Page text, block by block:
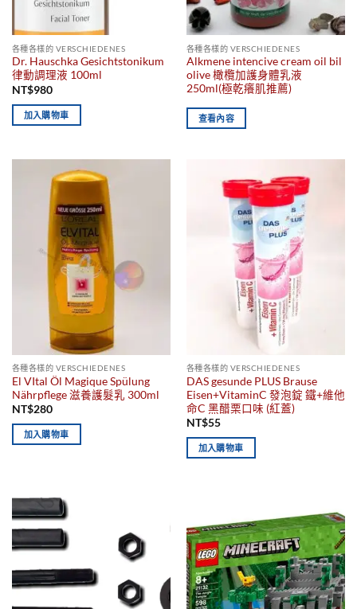
各種各樣的 VERSCHIEDENES
Dr. Hauschka Gesichtstonikum
律動調理液 100ml
NT$980
加入購物車
各種各樣的 VERSCHIEDENES
Alkmene intencive cream oil bil
olive 橄欖加護身體乳液
250ml(極乾癢肌推薦)
查看內容
各種各樣的 VERSCHIEDENES
El VItal Öl Magique Spülung
Nährpflege 滋養護髮乳 300ml
NT$280
加入購物車
各種各樣的 VERSCHIEDENES
DAS gesunde PLUS Brause
Eisen+VitaminC 發泡錠 鐵+維他
命C 黑醋栗口味 (紅蓋)
NT$55
加入購物車